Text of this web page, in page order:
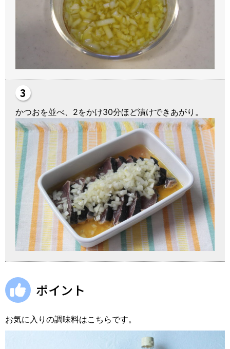
かつおを並べ、2をかけ30分ほど漬けできあがり。
ポイント
お気に入りの調味料はこちらです。